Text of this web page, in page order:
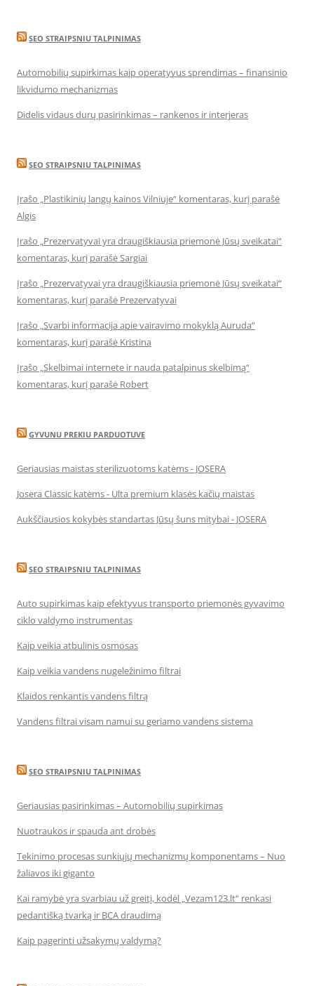
SEO STRAIPSNIU TALPINIMAS
Automobilių supirkimas kaip operatyvus sprendimas – finansinio
likvidumo mechanizmas
Didelis vidaus durų pasirinkimas – rankenos ir interjeras
SEO STRAIPSNIU TALPINIMAS
Įrašo „Plastikinių langų kainos Vilniuje“ komentaras, kurį parašė
Algis
Įrašo „Prezervatyvai yra draugiškiausia priemonė Jūsų sveikatai“
komentaras, kurį parašė Sargiai
Įrašo „Prezervatyvai yra draugiškiausia priemonė Jūsų sveikatai“
komentaras, kurį parašė Prezervatyvai
Įrašo „Svarbi informacija apie vairavimo mokyklą Auruda“
komentaras, kurį parašė Kristina
Įrašo „Skelbimai internete ir nauda patalpinus skelbimą“
komentaras, kurį parašė Robert
GYVUNU PREKIU PARDUOTUVE
Geriausias maistas sterilizuotoms katėms - JOSERA
Josera Classic katėms - Ulta premium klasės kačių maistas
Aukščiausios kokybės standartas Jūsų šuns mitybai - JOSERA
SEO STRAIPSNIU TALPINIMAS
Auto supirkimas kaip efektyvus transporto priemonės gyvavimo
ciklo valdymo instrumentas
Kaip veikia atbulinis osmosas
Kaip veikia vandens nugeležinimo filtrai
Klaidos renkantis vandens filtrą
Vandens filtrai visam namui su geriamo vandens sistema
SEO STRAIPSNIU TALPINIMAS
Geriausias pasirinkimas – Automobilių supirkimas
Nuotraukos ir spauda ant drobės
Tekinimo procesas sunkiųjų mechanizmų komponentams – Nuo
žaliavos iki giganto
Kai ramybė yra svarbiau už greitį, kodėl „Vezam123.lt“ renkasi
pedantišką tvarką ir BCA draudimą
Kaip pagerinti užsakymų valdymą?